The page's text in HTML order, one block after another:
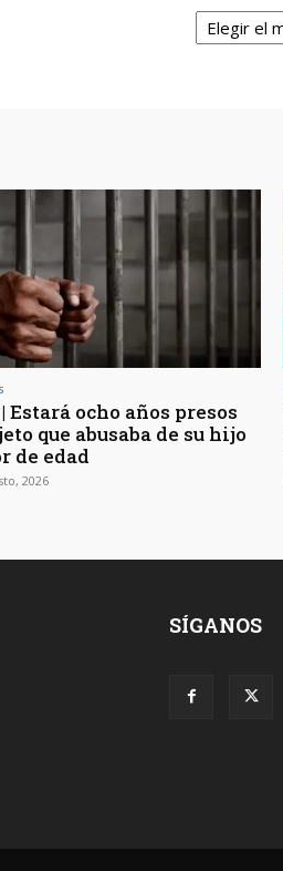
Archivos
Estará ocho años presos
que abusaba de su hijo
de edad
2026
SÍGANOS